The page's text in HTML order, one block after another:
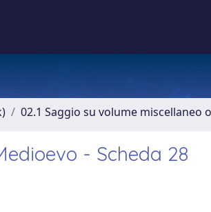
02.1 Saggio su volume miscellaneo
- Scheda 28